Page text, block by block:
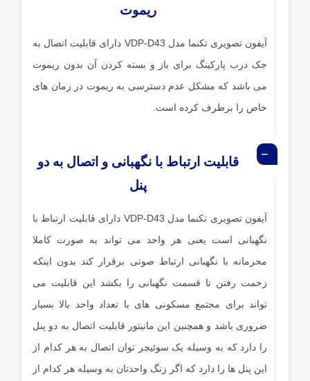
ریموت
آیفون تصویری تکنما مدل VDP-D43 دارای قابلیت اتصال به
جک درب پارکینگ برای باز و بسته کردن آن بدون ریموت
می باشد که مشکل عدم دسترسی به ریموت در زمان های
خاص را برطرف کرده است.
قابلیت ارتباط با نگهبانی و اتصال به دو
پنل
آیفون تصویری تکنما مدل VDP-D43 دارای قابلیت ارتباط با
نگهبانی است یعنی هر واحد می تواند به صورت کاملا
محرمانه با نگهبانی ارتباط صوتی برقرار کند بدون اینکه
زحمت رفتن تا قسمت نگهبانی را بکشد این قابلیت می
تواند برای مجتمع مسکونی های با تعداد واحد بالا بسیار
ضروری باشد و همچنین این مانیتور قابلیت اتصال به دو پنل
را دارد که به وسیله یک سوئیچر توان اتصال به هر کدام از
این پنل ها را دارد که اگر زنگ واحدتان به وسیله هر کدام از